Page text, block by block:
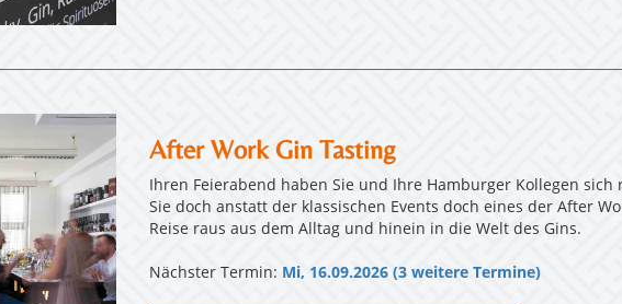
After Work Gin Tasting
Ihren Feierabend haben Sie und Ihre Hamburger Kollegen
Sie doch anstatt der klassischen Events doch eines der After
Reise raus aus dem Alltag und hinein in die Welt des Gins.
Nächster Termin: Mi, 16.09.2026 (3 weitere Termine)